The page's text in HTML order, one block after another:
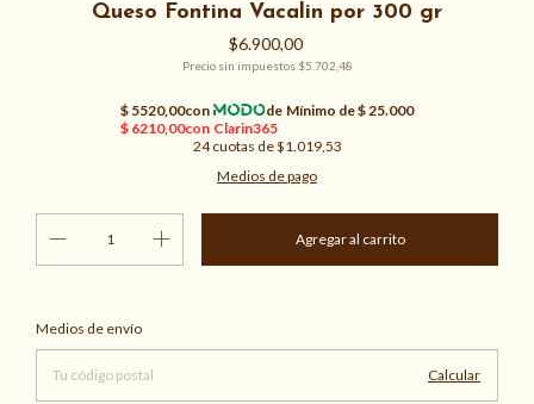
Queso Fontina Vacalin por 300 gr
$6.900,00
Precio sin impuestos $5.702,48
24 cuotas de$1.019,53
Medios de pago
Entregas para el CP:
Medios de envío
Calcular